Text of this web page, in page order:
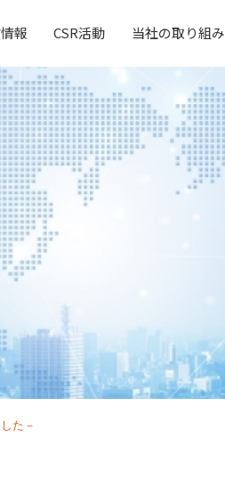
報 CSR活動 当社の取り組み
た－